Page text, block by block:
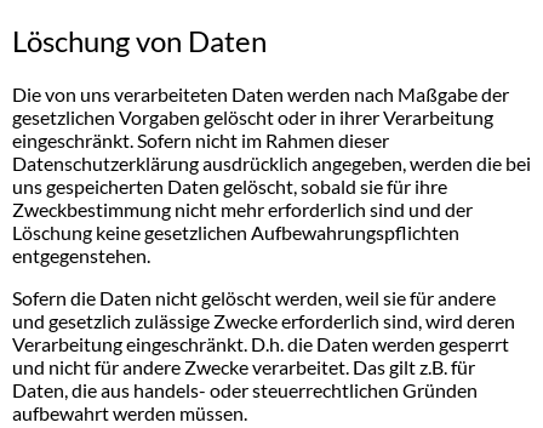
Löschung von Daten
Die von uns verarbeiteten Daten werden nach Maßgabe der
gesetzlichen Vorgaben gelöscht oder in ihrer Verarbeitung
eingeschränkt. Sofern nicht im Rahmen dieser
Datenschutzerklärung ausdrücklich angegeben, werden die bei
uns gespeicherten Daten gelöscht, sobald sie für ihre
Zweckbestimmung nicht mehr erforderlich sind und der
Löschung keine gesetzlichen Aufbewahrungspflichten
entgegenstehen.
Sofern die Daten nicht gelöscht werden, weil sie für andere
und gesetzlich zulässige Zwecke erforderlich sind, wird deren
Verarbeitung eingeschränkt. D.h. die Daten werden gesperrt
und nicht für andere Zwecke verarbeitet. Das gilt z.B. für
Daten, die aus handels- oder steuerrechtlichen Gründen
aufbewahrt werden müssen.